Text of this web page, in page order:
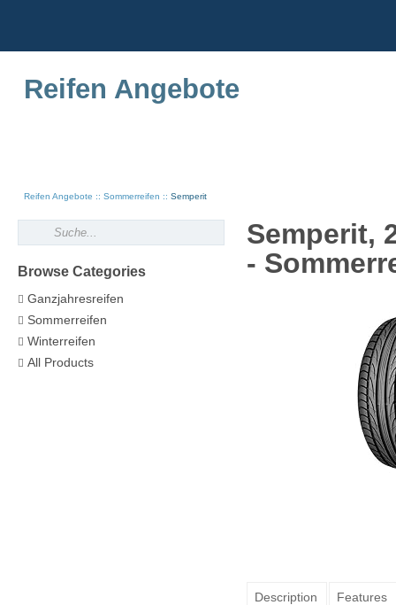
Reifen Angebote
Reifen Angebote Sommerreifen Semperit
Semperit,
-
Description Features
Browse Categories
Ganzjahresreifen
Sommerreifen
Winterreifen
All Products